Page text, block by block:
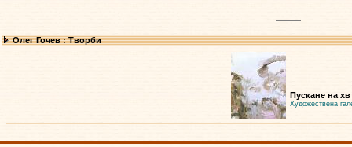
Олег Гочев : Творби
Пускане на
Художествена